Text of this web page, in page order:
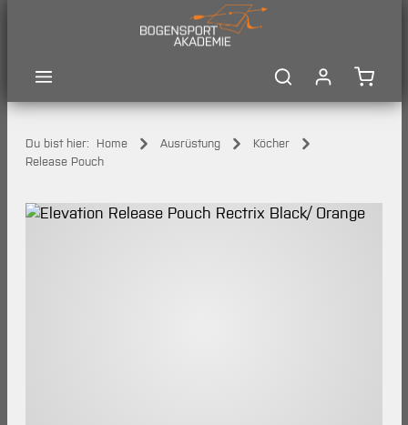
Du bist hier: Home Ausrüstung
Köcher
Release Pouch
Bildergalerie überspringen